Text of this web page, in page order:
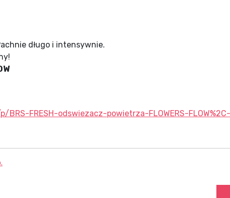
długo i intensywnie.
BRS-FRESH-odswiezacz-powietrza-FLOWERS-